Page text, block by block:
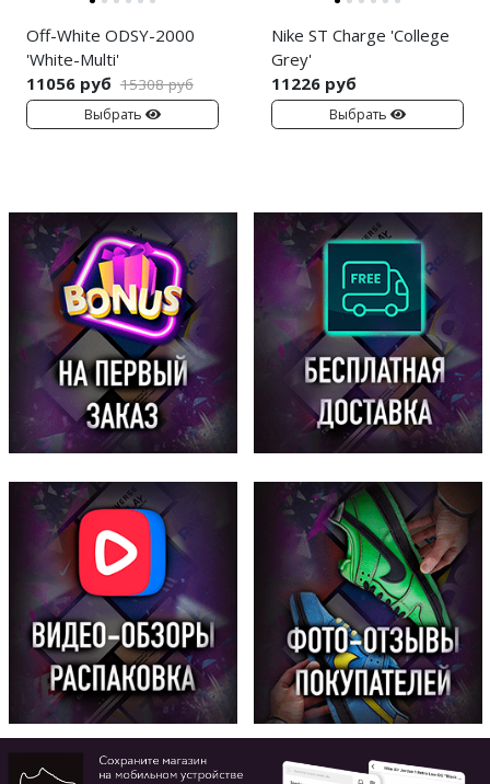
Off-White ODSY-2000
'White-Multi'
11056 руб 15308 руб
Выбрать
Nike ST Charge 'College
Grey'
11226 руб
Выбрать